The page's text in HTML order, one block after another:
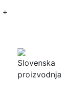
+
Slovenska
proizvodnja